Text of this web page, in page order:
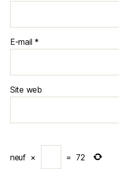
E-mail *
Site web
neuf × = 72